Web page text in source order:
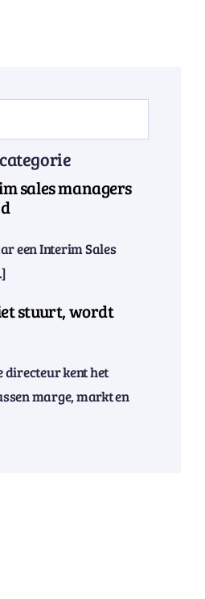
sales managers
een Interim Sales
stuurt, wordt
directeur kent het
marge, markt en